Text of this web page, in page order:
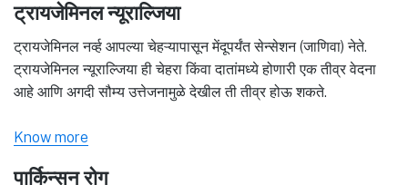
ट्रायजेमिनल न्यूराल्जिया
ट्रायजेमिनल नर्व्ह आपल्या चेहऱ्यापासून मेंदूपर्यंत सेन्सेशन (जाणिवा) नेते.
ट्रायजेमिनल न्यूराल्जिया ही चेहरा किंवा दातांमध्ये होणारी एक तीव्र वेदना
आहे आणि अगदी सौम्य उत्तेजनामुळे देखील ती तीव्र होऊ शकते.
Know more
पार्किन्सन रोग